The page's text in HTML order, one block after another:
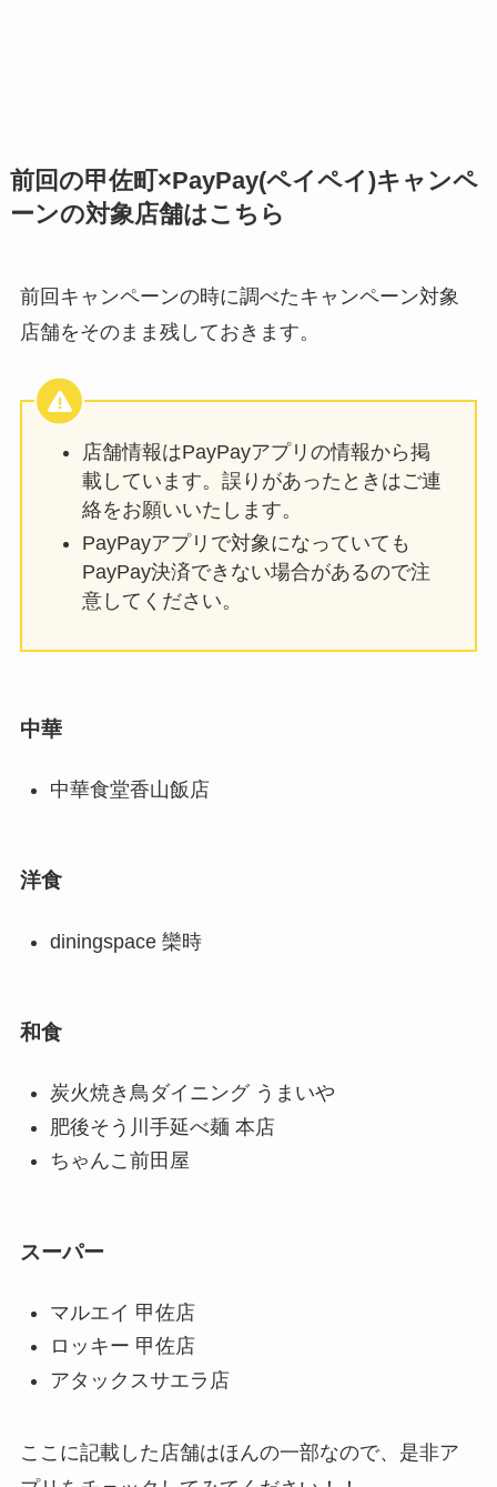
前回の甲佐町×PayPay(ペイペイ)キャンペ
ーンの対象店舗はこちら
前回キャンペーンの時に調べたキャンペーン対象
店舗をそのまま残しておきます。
店舗情報はPayPayアプリの情報から掲
載しています。誤りがあったときはご連
絡をお願いいたします。
PayPayアプリで対象になっていても
PayPay決済できない場合があるので注
意してください。
中華
中華食堂香山飯店
洋食
diningspace 欒時
和食
炭火焼き鳥ダイニング うまいや
肥後そう川手延べ麺 本店
ちゃんこ前田屋
スーパー
マルエイ 甲佐店
ロッキー 甲佐店
アタックスサエラ店
ここに記載した店舗はほんの一部なので、是非ア